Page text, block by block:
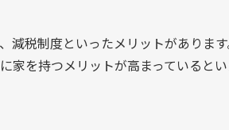
減税制度といったメリットがありま
を持つメリットが高まっているとい